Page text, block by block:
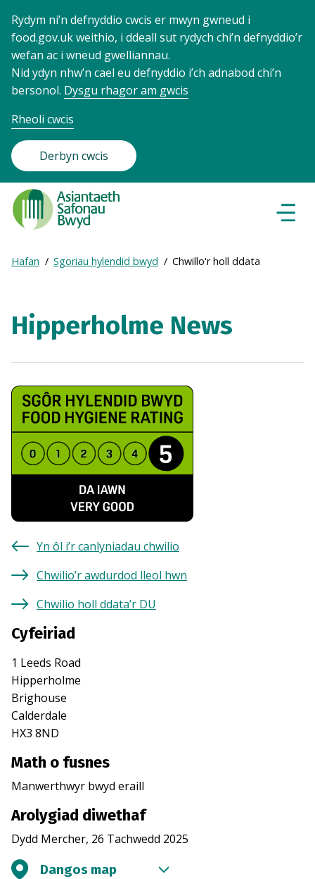
Rydym ni’n defnyddio cwcis er mwyn gwneud i
food.gov.uk weithio, i ddeall sut rydych chi’n defnyddio’r
wefan ac i wneud gwelliannau.
Nid ydyn nhw’n cael eu defnyddio i’ch adnabod chi’n
bersonol. Dysgu rhagor am gwcis
Rheoli cwcis
Derbyn cwcis
Food
Standards
Agency
Frontpage
Breadcrumb
Expand
breadcrumb
Hafan Sgoriau hylendid bwyd Chwillo'r holl ddata
Hipperholme News
Yn ôl i’r canlyniadau chwilio
Chwilio’r awdurdod lleol hwn
Chwilio holl ddata’r DU
Cyfeiriad
1 Leeds Road
Hipperholme
Brighouse
Calderdale
HX3 8ND
Math o fusnes
Manwerthwyr bwyd eraill
Arolygiad diwethaf
Dydd Mercher, 26 Tachwedd 2025
Dangos map